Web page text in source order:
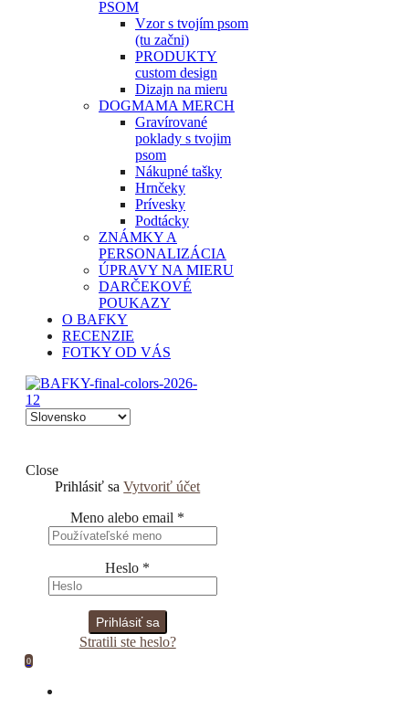
PSOM
Vzor s tvojím psom
(tu začni)
PRODUKTY
custom design
Dizajn na mieru
DOGMAMA MERCH
Gravírované
poklady s tvojim
psom
Nákupné tašky
Hrnčeky
Prívesky
Podtácky
ZNÁMKY A
PERSONALIZÁCIA
ÚPRAVY NA MIERU
DARČEKOVÉ
POUKAZY
O BAFKY
RECENZIE
FOTKY OD VÁS
Close
Prihlásiť sa Vytvoriť účet
Meno alebo email *
Heslo *
Prihlásiť sa
Stratili ste heslo?
0